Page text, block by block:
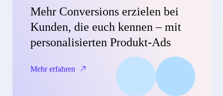
Mehr Conversions erzielen bei
Kunden, die euch kennen – mit
personalisierten Produkt-Ads
Mehr erfahren